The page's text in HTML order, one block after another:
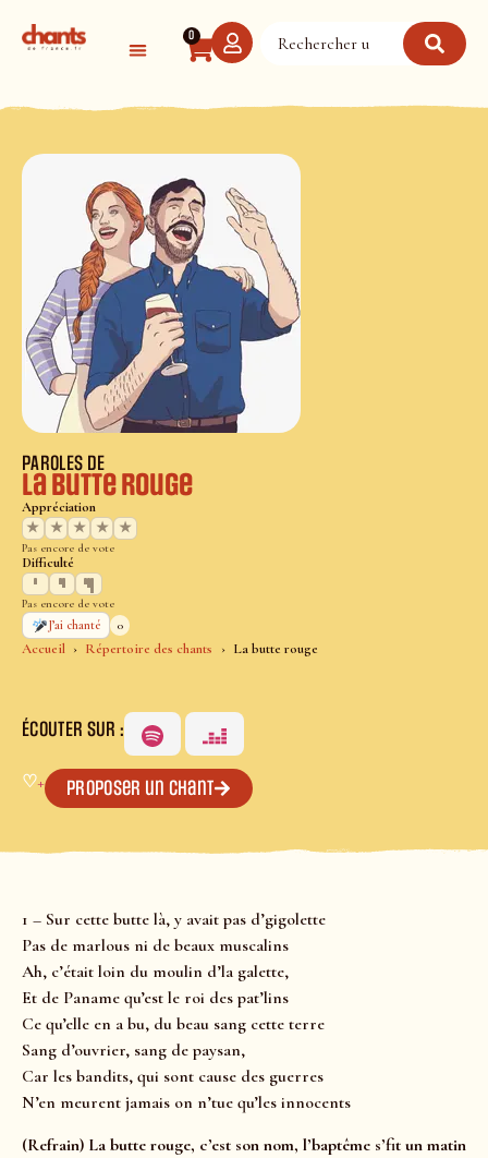
0
Accueil Répertoire des chants La butte rouge
PAROLES DE
La butte rouge
Appréciation
★
★ ★ ★ ★
Pas encore de vote
Difficulté
Pas encore de vote
J’ai chanté
0
ÉCOUTER SUR :
♡+ Proposer un chant
1 – Sur cette butte là, y avait pas d’gigolette
Pas de marlous ni de beaux muscalins
Ah, c’était loin du moulin d’la galette,
Et de Paname qu’est le roi des pat’lins
Ce qu’elle en a bu, du beau sang cette terre
Sang d’ouvrier, sang de paysan,
Car les bandits, qui sont cause des guerres
N’en meurent jamais on n’tue qu’les innocents
(Refrain) La butte rouge, c’est son nom, l’baptême s’fit un matin